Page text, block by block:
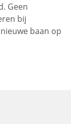
Geen
bij
baan op